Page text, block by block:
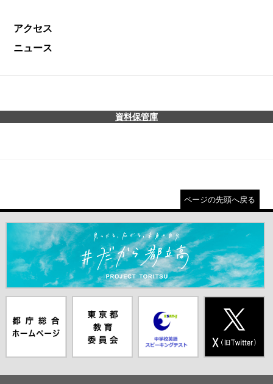
アクセス
ニュース
資料保管庫
ページの先頭へ戻る
＃だから都立高（別ウインドウが開きます）
ムページ（別
ウインドウが
員会（別ウイ
ンドウが開き
ピーキングテ
スト（別ウイ
ンドウが開き
（別ウインド
ウが開きま
す）